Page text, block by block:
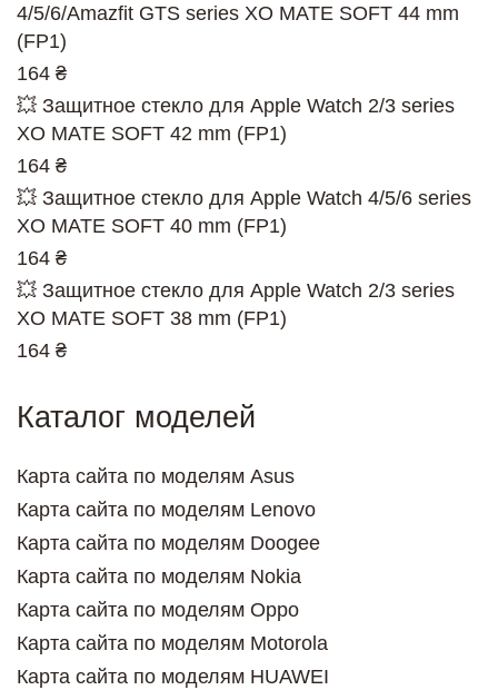
4/5/6/Amazfit GTS series XO MATE SOFT 44 mm
(FP1)
164 ₴
💥 Защитное стекло для Apple Watch 2/3 series
XO MATE SOFT 42 mm (FP1)
164 ₴
💥 Защитное стекло для Apple Watch 4/5/6 series
XO MATE SOFT 40 mm (FP1)
164 ₴
💥 Защитное стекло для Apple Watch 2/3 series
XO MATE SOFT 38 mm (FP1)
164 ₴
Каталог моделей
Карта сайта по моделям Asus
Карта сайта по моделям Lenovo
Карта сайта по моделям Doogee
Карта сайта по моделям Nokia
Карта сайта по моделям Oppo
Карта сайта по моделям Motorola
Карта сайта по моделям HUAWEI